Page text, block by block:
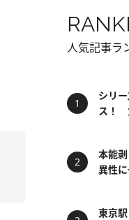
人気記事ラ
シリ
ス！
本能
異性
東京